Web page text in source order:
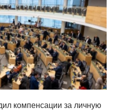
компенсации за личную